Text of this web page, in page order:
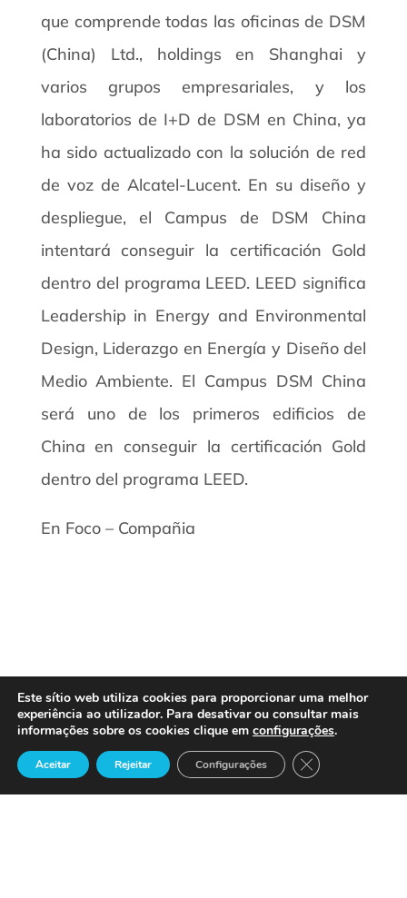
que comprende todas las oficinas de DSM
(China) Ltd., holdings en Shanghai y
varios grupos empresariales, y los
laboratorios de I+D de DSM en China, ya
ha sido actualizado con la solución de red
de voz de Alcatel-Lucent. En su diseño y
despliegue, el Campus de DSM China
intentará conseguir la certificación Gold
dentro del programa LEED. LEED significa
Leadership in Energy and Environmental
Design, Liderazgo en Energía y Diseño del
Medio Ambiente. El Campus DSM China
será uno de los primeros edificios de
China en conseguir la certificación Gold
dentro del programa LEED.
En Foco – Compañia
Este sítio web utiliza cookies para proporcionar uma melhor
experiência ao utilizador. Para desativar ou consultar mais
informações sobre os cookies clique em configurações.
Aceitar Rejeitar Configurações Close GDPR